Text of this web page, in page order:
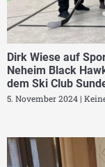
Dirk Wiese auf
Neheim Black
dem Ski Club
5. November 2024